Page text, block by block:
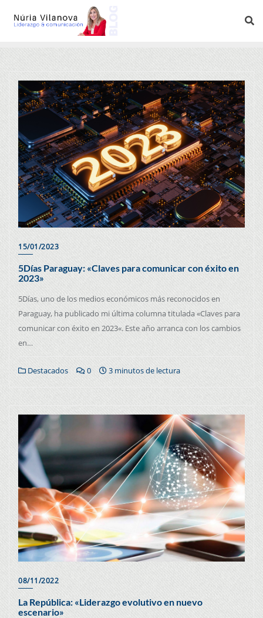
15/01/2023
5Días Paraguay: «Claves para comunicar con éxito en
2023»
5Días, uno de los medios económicos más reconocidos en
Paraguay, ha publicado mi última columna titulada «Claves para
comunicar con éxito en 2023«. Este año arranca con los cambios
en…
Destacados 0 3 minutos de lectura
08/11/2022
La República: «Liderazgo evolutivo en nuevo
escenario»